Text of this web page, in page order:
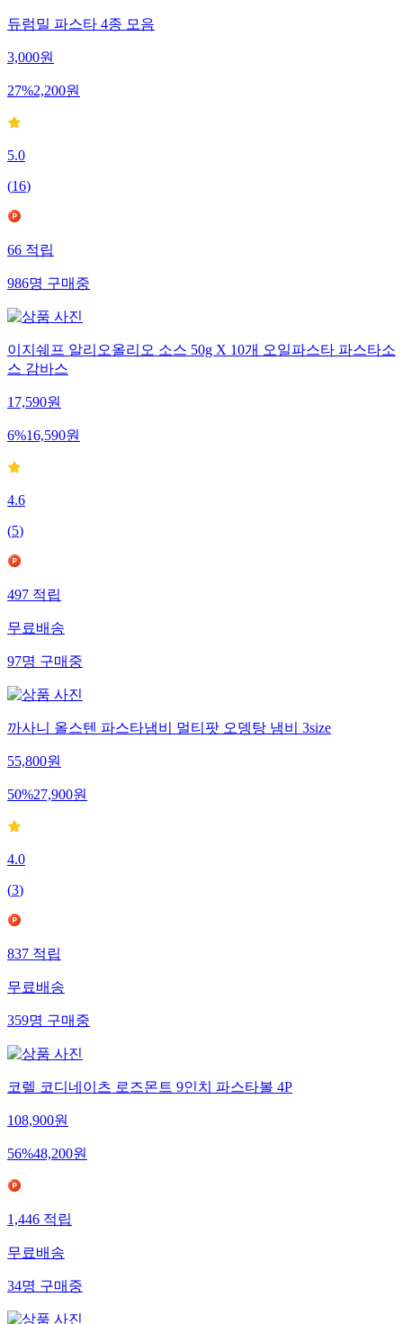
듀럼밀 파스타 4종 모음
3,000원
27%2,200원
5.0
(16)
66적립
986명구매중
이지쉐프 알리오올리오 소스 50g X 10개 오일파스타 파스타소
스 감바스
17,590원
6%16,590원
4.6
(5)
497적립
무료배송
97명구매중
까사니 올스텐 파스타냄비 멀티팟 오뎅탕 냄비 3size
55,800원
50%27,900원
4.0
(3)
837적립
무료배송
359명구매중
코렐 코디네이츠 로즈몬트 9인치 파스타볼 4P
108,900원
56%48,200원
1,446적립
무료배송
34명구매중